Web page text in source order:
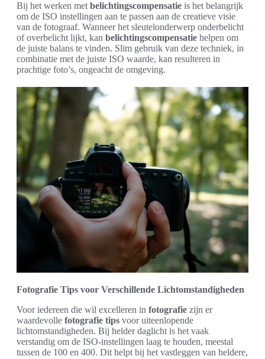
Bij het werken met belichtingscompensatie is het belangrijk
om de ISO instellingen aan te passen aan de creatieve visie
van de fotograaf. Wanneer het sleutelonderwerp onderbelicht
of overbelicht lijkt, kan belichtingscompensatie helpen om
de juiste balans te vinden. Slim gebruik van deze techniek, in
combinatie met de juiste ISO waarde, kan resulteren in
prachtige foto’s, ongeacht de omgeving.
Fotografie Tips voor Verschillende Lichtomstandigheden
Voor iedereen die wil excelleren in fotografie zijn er
waardevolle fotografie tips voor uiteenlopende
lichtomstandigheden. Bij helder daglicht is het vaak
verstandig om de ISO-instellingen laag te houden, meestal
tussen de 100 en 400. Dit helpt bij het vastleggen van heldere,